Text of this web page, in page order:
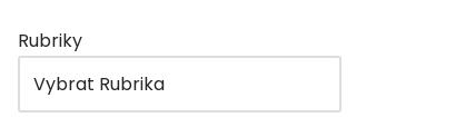
Rubriky